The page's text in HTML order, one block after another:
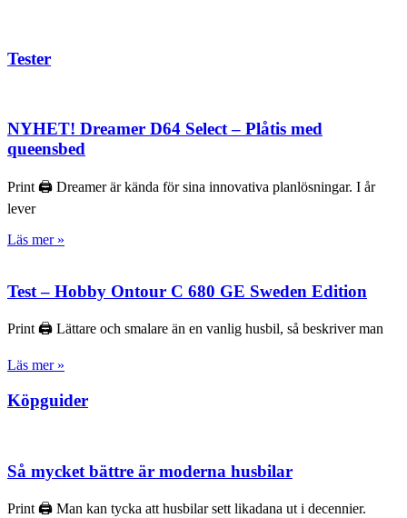
Tester
NYHET! Dreamer D64 Select – Plåtis med
queensbed
Print 🖨 Dreamer är kända för sina innovativa planlösningar. I år
lever
Läs mer »
Test – Hobby Ontour C 680 GE Sweden Edition
Print 🖨 Lättare och smalare än en vanlig husbil, så beskriver man
Läs mer »
Köpguider
Så mycket bättre är moderna husbilar
Print 🖨 Man kan tycka att husbilar sett likadana ut i decennier.